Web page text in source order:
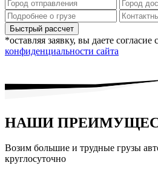
*оставляя заявку, вы даете согласие с
конфиденциальности сайта
НАШИ
Возим большие и трудные грузы
круглосуточно